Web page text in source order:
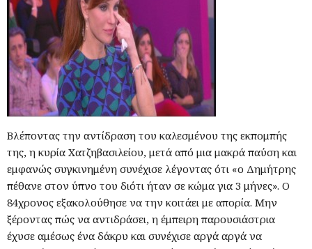
Βλέποντας την αντίδραση του καλεσμένου της εκπομπής
της, η κυρία Χατζηβασιλείου, μετά από μια μακρά παύση και
εμφανώς συγκινημένη συνέχισε λέγοντας ότι «ο Δημήτρης
πέθανε στον ύπνο του διότι ήταν σε κώμα για 3 μήνες». Ο
84χρονος εξακολούθησε να την κοιτάει με απορία. Μην
ξέροντας πώς να αντιδράσει, η έμπειρη παρουσιάστρια
έχυσε αμέσως ένα δάκρυ και συνέχισε αργά αργά να